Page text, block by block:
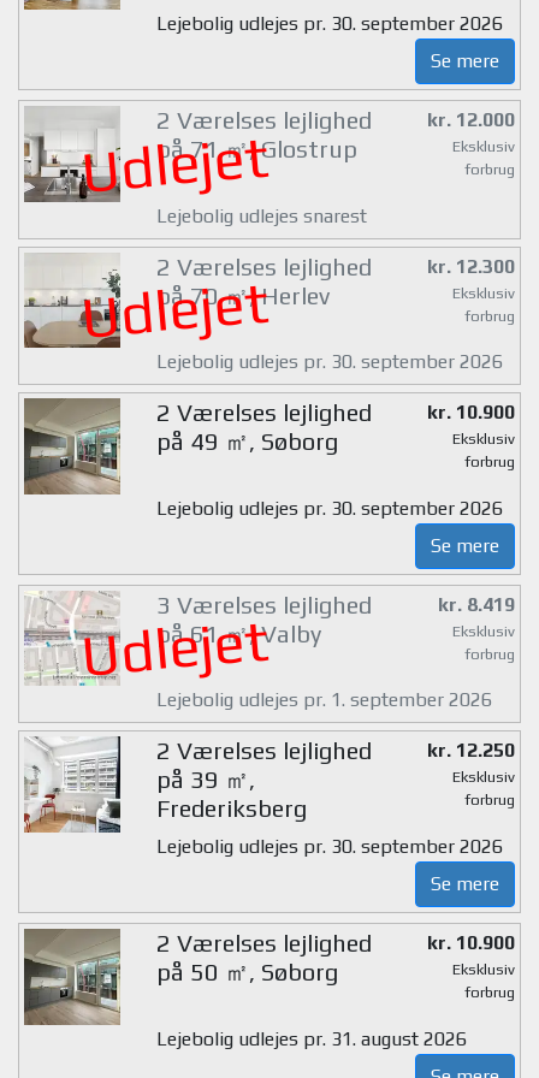
Lejebolig udlejes pr. 30. september 2026
Se mere
Udlejet
2 Værelses lejlighed
på 71 ㎡, Glostrup
kr. 12.000
Eksklusiv
forbrug
Lejebolig udlejes snarest
Udlejet
2 Værelses lejlighed
på 70 ㎡, Herlev
kr. 12.300
Eksklusiv
forbrug
Lejebolig udlejes pr. 30. september 2026
2 Værelses lejlighed
på 49 ㎡, Søborg
kr. 10.900
Eksklusiv
forbrug
Lejebolig udlejes pr. 30. september 2026
Se mere
Udlejet
3 Værelses lejlighed
på 61 ㎡, Valby
kr. 8.419
Eksklusiv
forbrug
Lejebolig udlejes pr. 1. september 2026
2 Værelses lejlighed
på 39 ㎡,
Frederiksberg
kr. 12.250
Eksklusiv
forbrug
Lejebolig udlejes pr. 30. september 2026
Se mere
2 Værelses lejlighed
på 50 ㎡, Søborg
kr. 10.900
Eksklusiv
forbrug
Lejebolig udlejes pr. 31. august 2026